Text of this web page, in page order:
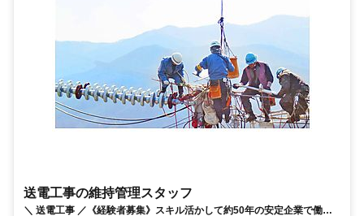
送電工事の維持管理スタッフ
＼ 送電工事 ／《経験者募集》スキル活かして約50年の安定企業で働こ